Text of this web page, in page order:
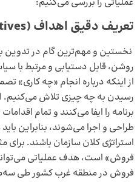
تعریف دقیق اهداف (
نخستین و مهم‌ترین گام در تدوین
روشن، قابل دستیابی و مرتبط با
از اینکه درباره انجام «چه کاری»
رسیدن به چه چیزی تلاش
برنامه را ایفا می‌کنند و تمام
طراحی و اجرا می‌شوند، بنابراین
استراتژی کلان سازمان باشند. برای
فروش در منطقه غرب کشور طی